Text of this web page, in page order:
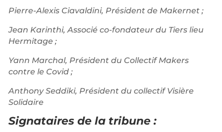
Pierre-Alexis Ciavaldini, Président de Makernet ;
Jean Karinthi, Associé co-fondateur du Tiers lieu
Hermitage ;
Yann Marchal, Président du Collectif Makers
contre le Covid ;
Anthony Seddiki, Président du collectif Visière
Solidaire
Signataires de la tribune :